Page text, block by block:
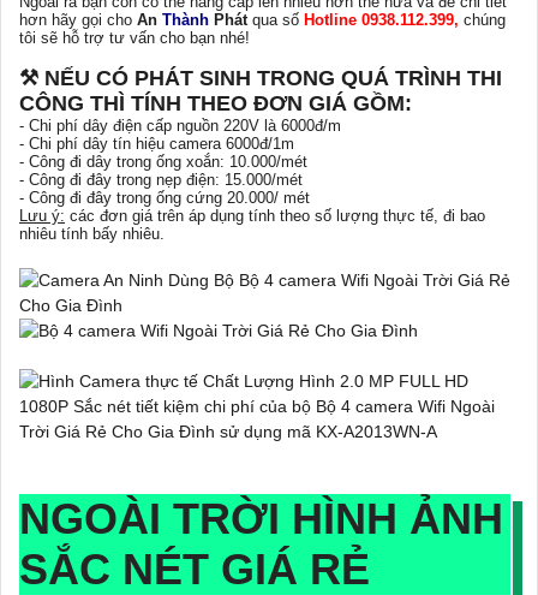
hơn hãy gọi cho An Thành Phát qua số Hotline 0938.112.399, chúng
tôi sẽ hỗ trợ tư vấn cho bạn nhé!
⚒ NẾU CÓ PHÁT SINH TRONG QUÁ TRÌNH THI
CÔNG THÌ TÍNH THEO ĐƠN GIÁ GỒM:
- Chi phí dây điện cấp nguồn 220V là 6000đ/m
- Chi phí dây tín hiệu camera 6000đ/1m
- Công đi dây trong ống xoắn: 10.000/mét
- Công đi đây trong nẹp điện: 15.000/mét
- Công đi đây trong ống cứng 20.000/ mét
Lưu ý: các đơn giá trên áp dụng tính theo số lượng thực tế, đi bao
nhiêu tính bấy nhiêu.
NGOÀI TRỜI HÌNH ẢNH
SẮC NÉT GIÁ RẺ